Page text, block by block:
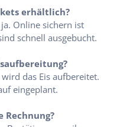
erhältlich?
Online sichern ist
schnell ausgebucht.
das Eis aufbereitet.
eingeplant.
Rechnung?